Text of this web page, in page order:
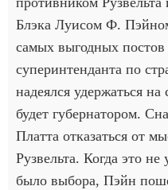
Блэка Луисом Ф.
самых выгодных
суперинтенданта по
надеялся удержаться на
будет губернатором.
Платта отказаться от
Рузвельта. Когда это
было выбора, Пэйн